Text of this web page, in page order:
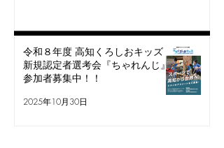
令和８年度 高知くろしおキッズ
新規認定者選考会『ちゃれんじ』
参加者募集中！！
2025年10月30日